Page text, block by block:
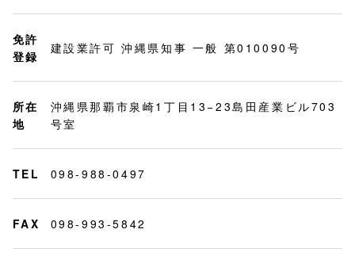
免許
登録
建設業許可 沖縄県知事 一般 第010090号
所在
地
沖縄県那覇市泉崎1丁目13−23島田産業ビル703
号室
TEL 098-988-0497
FAX 098-993-5842